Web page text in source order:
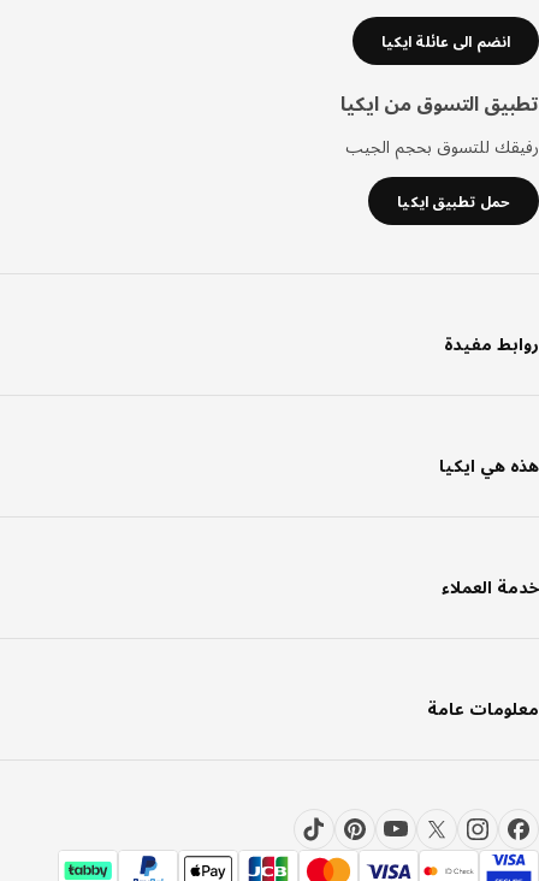
انضم الى عائلة ايكيا
التسوق من ايكيا
للتسوق بحجم الجيب
حمل تطبيق ايكيا
مفيدة
هي ايكيا
العملاء
عامة